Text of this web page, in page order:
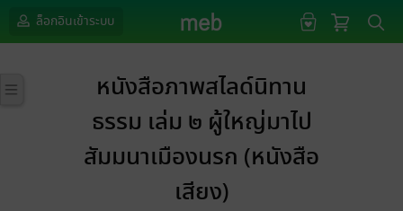
ล็อกอินเข้าระบบ
หนังสือภาพสไลด์นิทาน
ธรรม เล่ม ๒ ผู้ใหญ่มาไป
สัมมนาเมืองนรก (หนังสือ
เสียง)